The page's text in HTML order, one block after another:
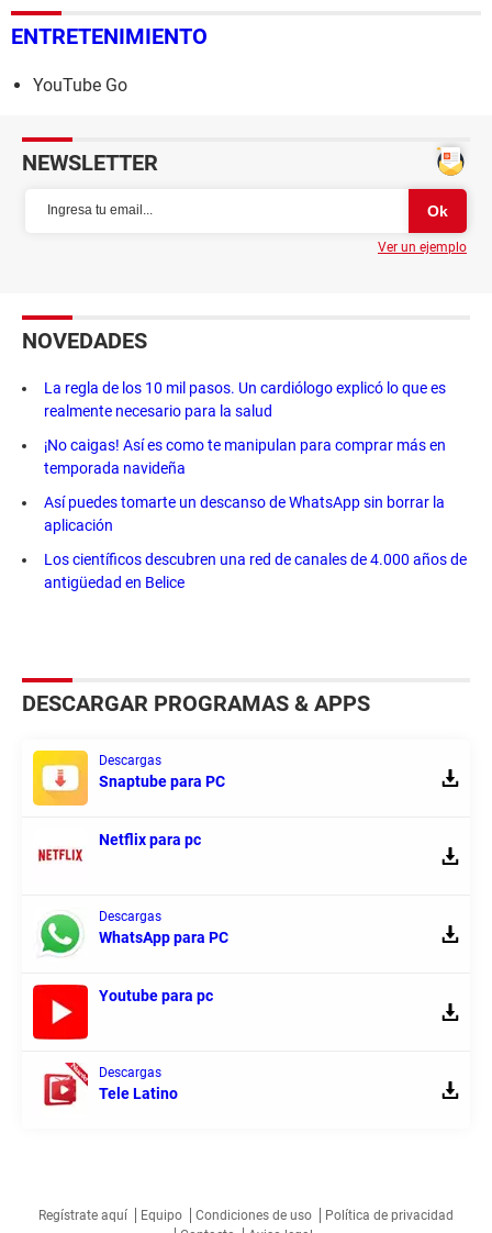
ENTRETENIMIENTO
YouTube Go
NEWSLETTER
Ver un ejemplo
NOVEDADES
La regla de los 10 mil pasos. Un cardiólogo explicó lo que es
realmente necesario para la salud
¡No caigas! Así es como te manipulan para comprar más en
temporada navideña
Así puedes tomarte un descanso de WhatsApp sin borrar la
aplicación
Los científicos descubren una red de canales de 4.000 años de
antigüedad en Belice
DESCARGAR PROGRAMAS & APPS
Descargas
Snaptube para PC
Netflix para pc
Descargas
WhatsApp para PC
Youtube para pc
Descargas
Tele Latino
Regístrate aquí Equipo Condiciones de uso
Política de privacidad